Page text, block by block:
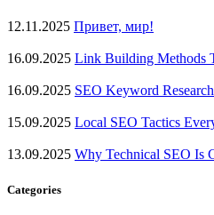
12.11.2025 Привет, мир!
16.09.2025 Link Building Methods
16.09.2025 SEO Keyword
15.09.2025 Local SEO Tactics
13.09.2025 Why Technical SEO Is
Categories